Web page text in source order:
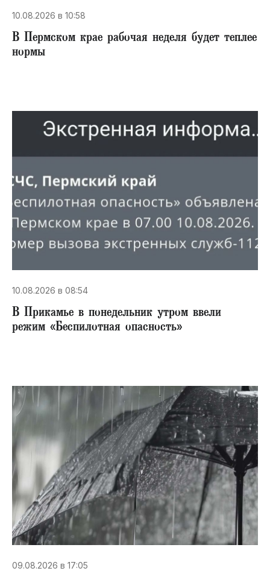
10.08.2026 в 10:58
В Пермском крае рабочая неделя будет теплее
нормы
10.08.2026 в 08:54
В Прикамье в понедельник утром ввели
режим «Беспилотная опасность»
09.08.2026 в 17:05